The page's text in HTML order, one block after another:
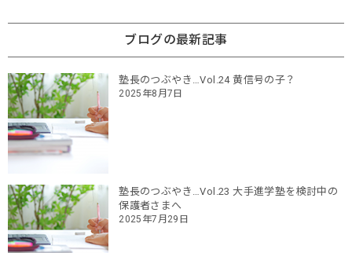
ブログの最新記事
塾長のつぶやき…Vol.24 黄信号の子？
2025年8月7日
塾長のつぶやき…Vol.23 大手進学塾を検討中の
保護者さまへ
2025年7月29日